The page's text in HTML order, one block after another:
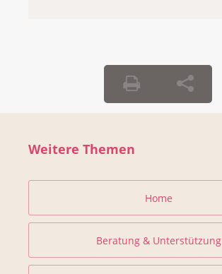
Weitere Themen
Home
Beratung & Unterstützung